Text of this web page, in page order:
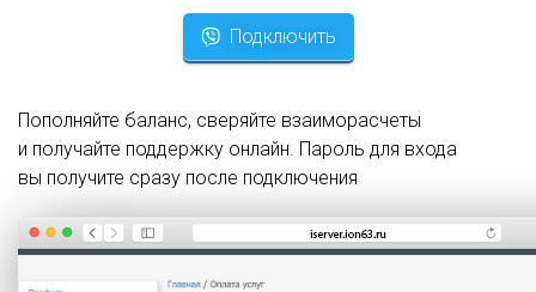
Подключить
Пополняйте баланс, сверяйте взаиморасчеты
и получайте поддержку онлайн. Пароль для входа
вы получите сразу после подключения